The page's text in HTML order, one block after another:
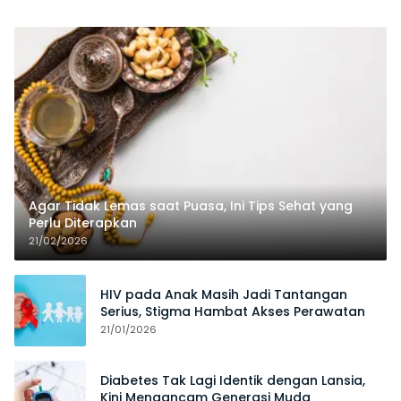
Agar Tidak Lemas saat Puasa, Ini Tips Sehat yang
Perlu Diterapkan
21/02/2026
HIV pada Anak Masih Jadi Tantangan
Serius, Stigma Hambat Akses Perawatan
21/01/2026
Diabetes Tak Lagi Identik dengan Lansia,